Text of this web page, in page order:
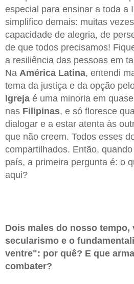
especial para ensinar a toda a
simplifico demais: muitas
capacidade de alegria, de
de que todos precisamos!
a resiliência das pessoas em
Na América Latina, entendi
tema da justiça e da opção
Igreja é uma minoria em
nas Filipinas, e só floresce
dialogar e a estar atenta às
que não creem. Todos esses
compartilhados. Então,
país, a primeira pergunta é: o
aqui?
Dois males do nosso tempo,
secularismo e o
ventre": por quê? E que
combater?